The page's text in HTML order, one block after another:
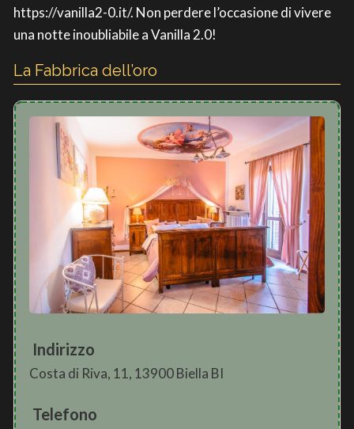
https://vanilla2-0.it/. Non perdere l’occasione di vivere
una notte inoubliabile a Vanilla 2.0!
La Fabbrica dell’oro
Indirizzo
Costa di Riva, 11, 13900 Biella BI
Telefono